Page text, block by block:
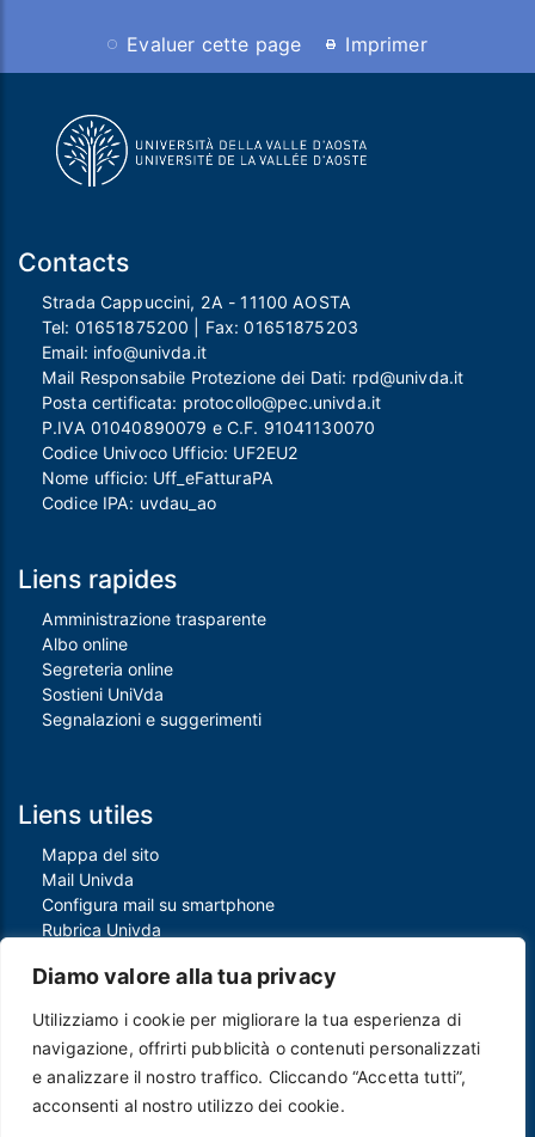
Diamo valore alla tua privacy
Utilizziamo i cookie per migliorare la tua esperienza di
navigazione, offrirti pubblicità o contenuti personalizzati
e analizzare il nostro traffico. Cliccando “Accetta tutti”,
acconsenti al nostro utilizzo dei cookie.
Evaluer cette page Imprimer
Contacts
Strada Cappuccini, 2A - 11100 AOSTA
Tel: 01651875200 | Fax:01651875203
Email: info@univda.it
Mail Responsabile Protezione dei Dati: rpd@univda.it
Posta certificata: protocollo@pec.univda.it
P.IVA 01040890079 e C.F. 91041130070
Codice Univoco Ufficio: UF2EU2
Nome ufficio: Uff_eFatturaPA
Codice IPA: uvdau_ao
Liens rapides
Amministrazione trasparente
Albo online
Segreteria online
Sostieni UniVda
Segnalazioni e suggerimenti
Liens utiles
Mappa del sito
Mail Univda
Configura mail su smartphone
Rubrica Univda
Piè di pagina
Crediti
Note legali
Contatti